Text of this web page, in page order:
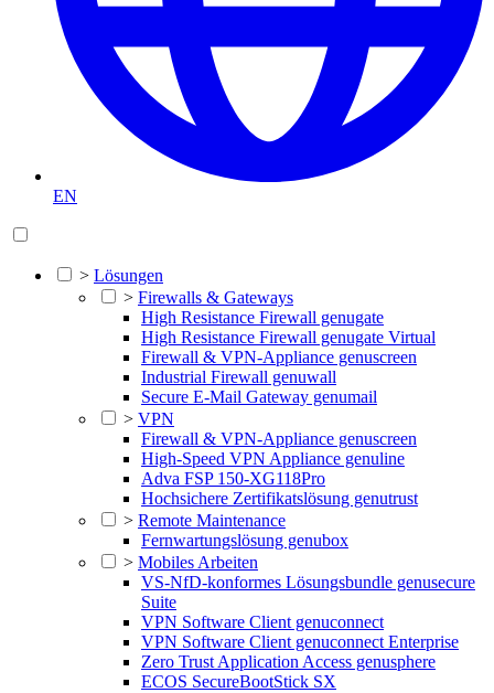
EN
> Lösungen
> Firewalls & Gateways
High Resistance Firewall genugate
High Resistance Firewall genugate Virtual
Firewall & VPN-Appliance genuscreen
Industrial Firewall genuwall
Secure E-Mail Gateway genumail
> VPN
Firewall & VPN-Appliance genuscreen
High-Speed VPN Appliance genuline
Adva FSP 150-XG118Pro
Hochsichere Zertifikatslösung genutrust
> Remote Maintenance
Fernwartungslösung genubox
> Mobiles Arbeiten
VS-NfD-konformes Lösungsbundle genusecure
Suite
VPN Software Client genuconnect
VPN Software Client genuconnect Enterprise
Zero Trust Application Access genusphere
ECOS SecureBootStick SX